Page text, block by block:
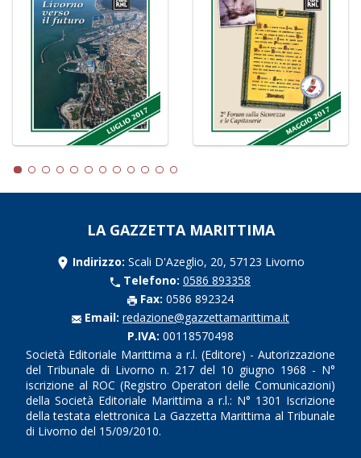
LA GAZZETTA MARITTIMA
Indirizzo: Scali D'Azeglio, 20, 57123 Livorno
Telefono: 0586 893358
Fax: 0586 892324
Email: redazione@gazzettamarittima.it
P.IVA: 00118570498
Società Editoriale Marittima a r.l. (Editore) - Autorizzazione
del Tribunale di Livorno n. 217 del 10 giugno 1968 - N°
iscrizione al ROC (Registro Operatori delle Comunicazioni)
della Società Editoriale Marittima a r.l.: N° 1301 Iscrizione
della testata elettronica La Gazzetta Marittima al Tribunale
di Livorno del 15/09/2010.